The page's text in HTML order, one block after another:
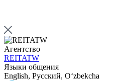
Агентство
REITATW
Языки общения
English, Русский, Oʻzbekcha